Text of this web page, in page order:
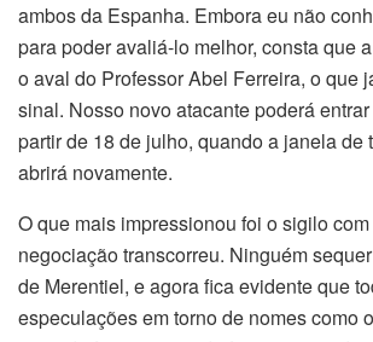
ambos da Espanha. Embora eu não
para poder avaliá-lo melhor, consta que
o aval do Professor Abel Ferreira, o que
sinal. Nosso novo atacante poderá
partir de 18 de julho, quando a janela de
abrirá novamente.
O que mais impressionou foi o sigilo
negociação transcorreu. Ninguém
de Merentiel, e agora fica evidente que
especulações em torno de nomes como